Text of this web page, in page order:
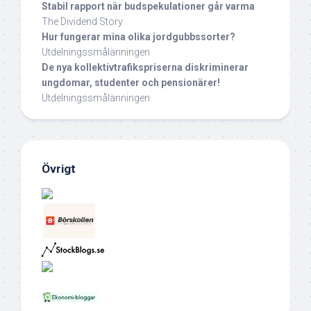
Stabil rapport när budspekulationer går varma
The Dividend Story
Hur fungerar mina olika jordgubbssorter?
Utdelningssmålänningen
De nya kollektivtrafikspriserna diskriminerar
ungdomar, studenter och pensionärer!
Utdelningssmålänningen
Övrigt